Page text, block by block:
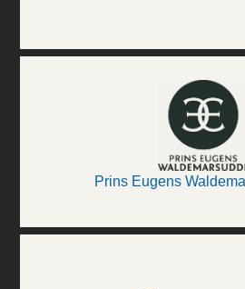
Prins Eugens